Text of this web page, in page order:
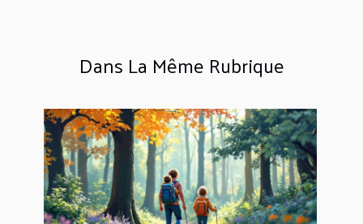
Dans La Même Rubrique